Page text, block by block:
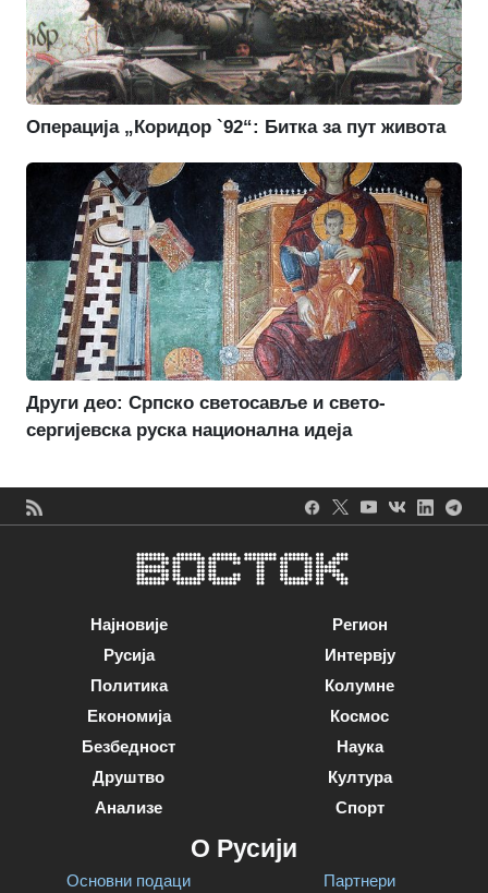
Операција „Коридор `92“: Битка за пут живота
Други део: Српско светосавље и свето-
сергијевска руска национална идеја
Најновије
Русија
Политика
Економија
Безбедност
Друштво
Анализе
Регион
Интервју
Колумне
Космос
Наука
Култура
Спорт
О Русији
Основни подаци Партнери